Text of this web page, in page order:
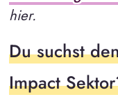
hier.
Du suchst
Impact